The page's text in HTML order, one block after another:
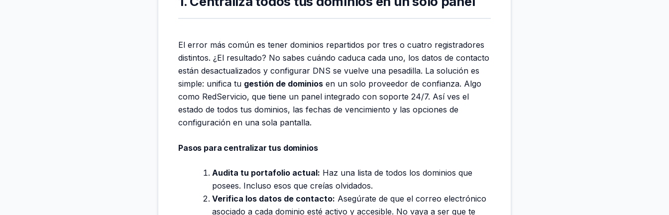
El error más común es tener dominios repartidos por tres o cuatro registradores
distintos. ¿El resultado? No sabes cuándo caduca cada uno, los datos de contacto
están desactualizados y configurar DNS se vuelve una pesadilla. La solución es
simple: unifica tu gestión de dominios en un solo proveedor de confianza. Algo
como RedServicio, que tiene un panel integrado con soporte 24/7. Así ves el
estado de todos tus dominios, las fechas de vencimiento y las opciones de
configuración en una sola pantalla.
Pasos para centralizar tus dominios
Audita tu portafolio actual: Haz una lista de todos los dominios que
posees. Incluso esos que creías olvidados.
Verifica los datos de contacto: Asegúrate de que el correo electrónico
asociado a cada dominio esté activo y accesible. No vaya a ser que te